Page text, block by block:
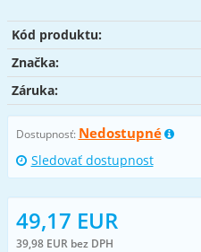
Kód produktu:
Značka:
Záruka:
Dostupnosť: Nedostupné
Sledovať dostupnost
49,17 EUR
39,98 EUR bez DPH